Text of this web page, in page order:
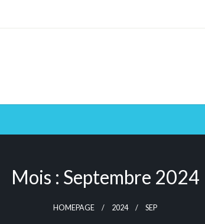
Mois : Septembre 2024
HOMEPAGE 2024 SEP